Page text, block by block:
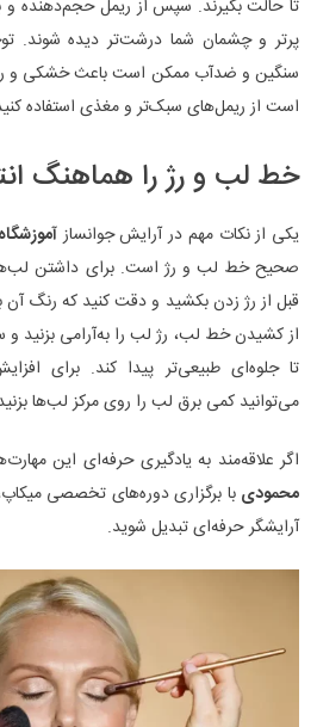
تا حالت بگیرند. سپس از ریمل حجم‌دهنده و
پرتر و چشمان شما درشت‌تر دیده شوند.
سنگین و ضدآب ممکن است باعث خشکی و
است از ریمل‌های سبک‌تر و مغذی استفاده
خط لب و رژ را هماهنگ
یکی از نکات مهم در آرایش جوانساز
صحیح خط لب و رژ است. برای داشتن
قبل از رژ زدن بکشید و دقت کنید که رنگ آن
از کشیدن خط لب، رژ لب را به‌آرامی بزنید
تا جلوه‌ای طبیعی‌تر پیدا کند. برای
می‌توانید کمی برق لب را روی مرکز لب‌ها
اگر علاقه‌مند به یادگیری حرفه‌ای این
محمودی با برگزاری دوره‌های تخصصی
آرایشگر حرفه‌ای تبدیل شوید.